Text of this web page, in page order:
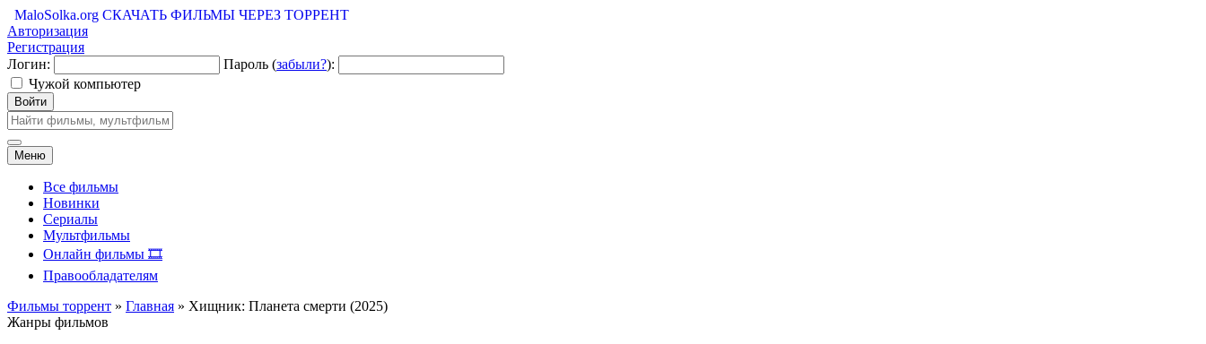
MaloSolka.org СКАЧАТЬ ФИЛЬМЫ ЧЕРЕЗ ТОРРЕНТ
Авторизация
Регистрация
Логин:
Пароль (забыли?):
Чужой компьютер
Войти
Меню
Все фильмы
Новинки
Сериалы
Мультфильмы
Онлайн фильмы 🎞️
Правообладателям
Фильмы торрент » Главная » Хищник: Планета смерти (2025)
Жанры фильмов